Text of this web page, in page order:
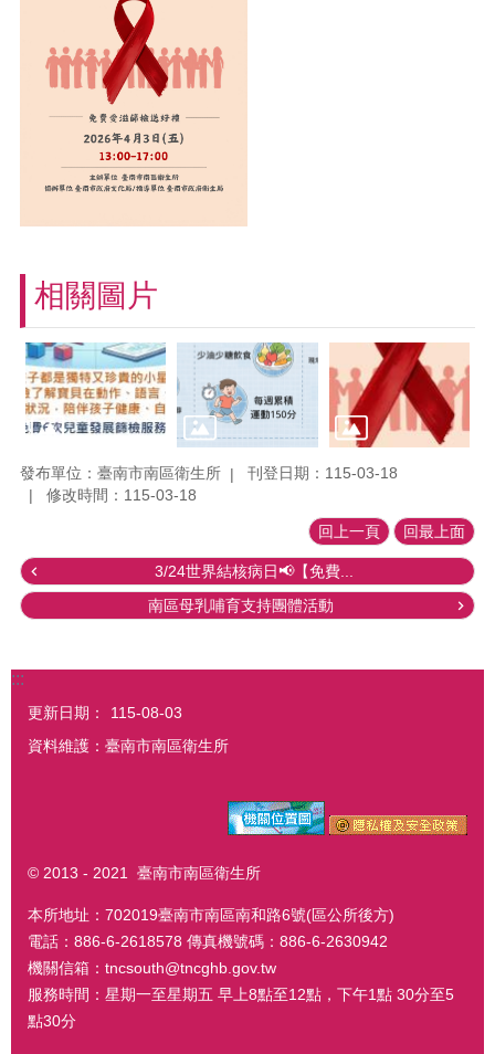
相關圖片
發布單位：臺南市南區衛生所
刊登日期：115-03-18
修改時間：115-03-18
回上一頁 回最上面
3/24世界結核病日📢【免費...
南區母乳哺育支持團體活動
:::
更新日期：
115-08-03
資料維護：臺南市南區衛生所
© 2013 - 2021 臺南市南區衛生所
本所地址：702019臺南市南區南和路6號(區公所後方)
電話：886-6-2618578 傳真機號碼：886-6-2630942
機關信箱：tncsouth@tncghb.gov.tw
服務時間：星期一至星期五 早上8點至12點，下午1點 30分至5
點30分